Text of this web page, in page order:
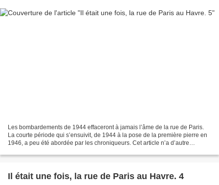
Les bombardements de 1944 effaceront à jamais l’âme de la rue de Paris.
La courte période qui s’ensuivit, de 1944 à la pose de la première pierre en
1946, a peu été abordée par les chroniqueurs. Cet article n’a d’autre
Il était une fois, la rue de Paris au Havre. 4